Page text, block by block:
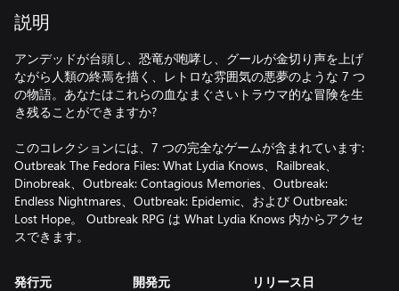
説明
アンデッドが台頭し、恐竜が咆哮し、グールが金切り声を上げ
ながら人類の終焉を描く、レトロな雰囲気の悪夢のような 7 つ
の物語。あなたはこれらの血なまぐさいトラウマ的な冒険を生
き残ることができますか?
このコレクションには、7 つの完全なゲームが含まれています:
Outbreak The Fedora Files: What Lydia Knows、Railbreak、
Dinobreak、Outbreak: Contagious Memories、Outbreak:
Endless Nightmares、Outbreak: Epidemic、および Outbreak:
Lost Hope。 Outbreak RPG は What Lydia Knows 内からアクセ
スできます。
発行元 開発元 リリース日